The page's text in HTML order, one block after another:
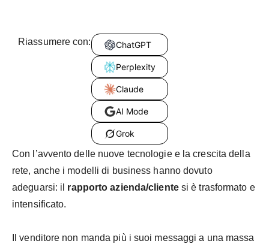
Riassumere con: ChatGPT
Perplexity
Claude
AI Mode
Grok
Con l’avvento delle nuove tecnologie e la crescita della
rete, anche i modelli di business hanno dovuto
adeguarsi: il rapporto azienda/clientesi è trasformato e
intensificato.
Il venditore non manda più i suoi messaggi a una massa